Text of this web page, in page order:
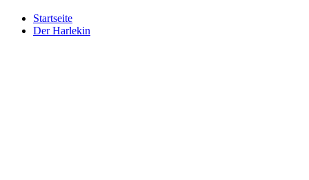
Startseite
Der Harlekin